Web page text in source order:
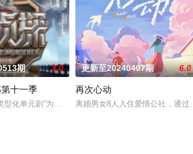
一样的惊喜。
为大主题的特别节目，以16扇“惊喜之门”为节目标识
期 3.0
十一季
型化单元剧”为核心创新模式，深度融合影视类型元
更新至20240407期 6.0
再次心动
离婚男女8人入住爱情公社，通